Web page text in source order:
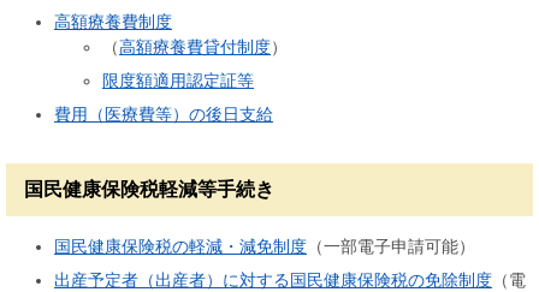
高額療養費制度
（高額療養費貸付制度）
限度額適用認定証等
費用（医療費等）の後日支給
国民健康保険税軽減等手続き
国民健康保険税の軽減・減免制度 （一部電子申請可能）
出産予定者（出産者）に対する国民健康保険税の免除制度 （電